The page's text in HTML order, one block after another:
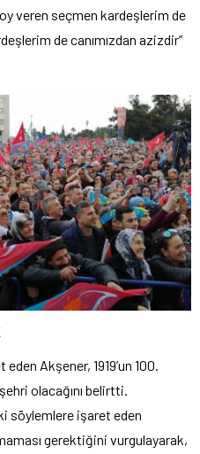
veren seçmen kardeşlerim de
de canımızdan azizdir”
Akşener, 1919’un 100.
olacağını belirtti.
söylemlere işaret eden
gerektiğini vurgulayarak,